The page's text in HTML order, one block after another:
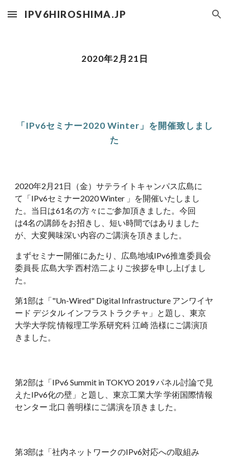
Skip to main content Skip to navigation
IPV6HIROSHIMA.JP
2020年2月21日
「IPv6セミナー2020 Winter」を開催致しまし
た
2020年2月21日（金）サテライトキャンパス広島に
て「IPv6セミナー2020 Winter 」を開催いたしまし
た。当日は61名の方々にご参加頂きました。今回
は4名の講師をお招きし、短い時間ではありました
が、大変興味深い内容のご講演を頂きました。
まずセミナー開催にあたり、広島地域IPv6推進委員会
委員長 広島大学 西村浩二よりご挨拶を申し上げまし
た。
第1部は「"Un-Wired" Digital Infrastructure アンワイヤ
ード デジタル インフラストラクチャ」と題し、東京
大学大学院 情報理工学系研究科 江崎 浩様にご講演頂
きました。
第2部は「IPv6 Summit in TOKYO 2019 パネル討論で見
えたIPv6化の壁」と題し、東京工業大学 学術国際情報
センター 北口 善明様にご講演を頂きました。
第3部は「社内ネットワークのIPv6対応への取組み